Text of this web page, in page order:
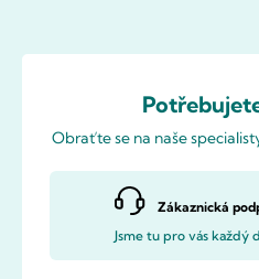
Obraťte se na naše
Zákaznická
Jsme tu pro vás každý